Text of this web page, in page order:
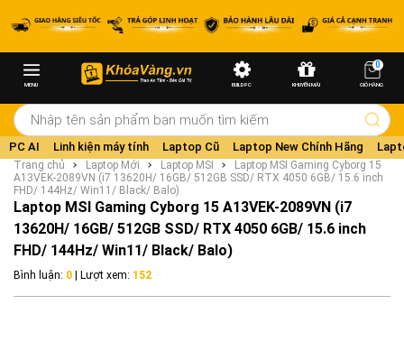
MENU BUILD PC KHUYẾN MÃI
0
GIỎ HÀNG
PC AI Linh kiện máy tính Laptop Cũ Laptop New Chính Hãng
Trang chủ Laptop Mới Laptop MSI
Laptop MSI Gaming Cyborg 15
A13VEK-2089VN (i7 13620H/ 16GB/ 512GB SSD/ RTX 4050 6GB/ 15.6 inch
FHD/ 144Hz/ Win11/ Black/ Balo)
Laptop MSI Gaming Cyborg 15 A13VEK-2089VN (i7
13620H/ 16GB/ 512GB SSD/ RTX 4050 6GB/ 15.6 inch
FHD/ 144Hz/ Win11/ Black/ Balo)
Bình luận: 0 | Lượt xem: 152